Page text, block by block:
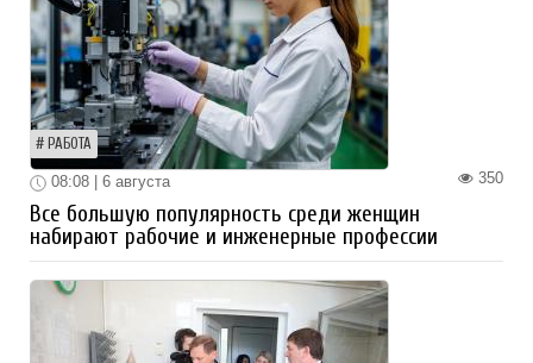
РАБОТА
350
08:08 | 6 августа
Все большую популярность среди женщин
набирают рабочие и инженерные профессии